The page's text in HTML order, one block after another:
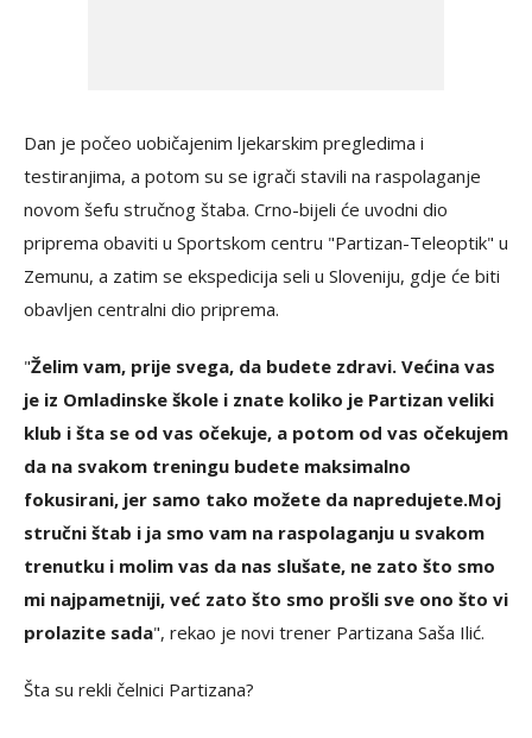
Dan je počeo uobičajenim ljekarskim pregledima i
testiranjima, a potom su se igrači stavili na raspolaganje
novom šefu stručnog štaba. Crno-bijeli će uvodni dio
priprema obaviti u Sportskom centru "Partizan-Teleoptik" u
Zemunu, a zatim se ekspedicija seli u Sloveniju, gdje će biti
obavljen centralni dio priprema.
"Želim vam, prije svega, da budete zdravi. Većina vas
je iz Omladinske škole i znate koliko je Partizan veliki
klub i šta se od vas očekuje, a potom od vas očekujem
da na svakom treningu budete maksimalno
fokusirani, jer samo tako možete da napredujete.Moj
stručni štab i ja smo vam na raspolaganju u svakom
trenutku i molim vas da nas slušate, ne zato što smo
mi najpametniji, već zato što smo prošli sve ono što vi
prolazite sada", rekao je novi trener Partizana Saša Ilić.
Šta su rekli čelnici Partizana?